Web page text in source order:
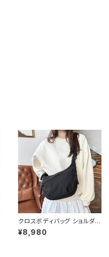
クロスボディバッグ ショルダー
バッグ 斜めがけバッグ レディ
ース メンズ 男女兼用 軽量 カ
¥8,980